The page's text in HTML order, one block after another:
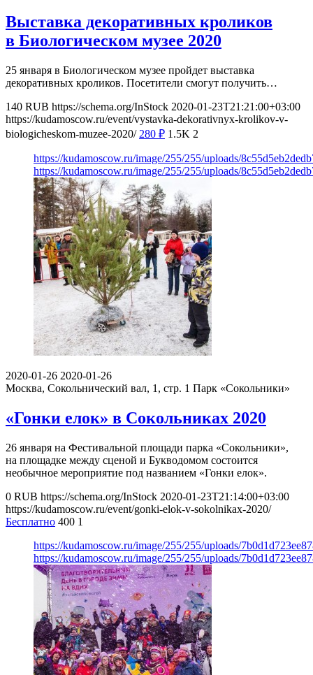
Выставка декоративных кроликов
в Биологическом музее 2020
25 января в Биологическом музее пройдет выставка
декоративных кроликов. Посетители смогут получить…
140 RUB https://schema.org/InStock 2020-01-23T21:21:00+03:00
https://kudamoscow.ru/event/vystavka-dekorativnyx-krolikov-v-
biologicheskom-muzee-2020/ 280 ₽ 1.5K 2
https://kudamoscow.ru/image/255/255/uploads/
https://kudamoscow.ru/image/255/255/uploads/
2020-01-26 2020-01-26
Москва, Сокольнический вал, 1, стр. 1 Парк «Сокольники»
«Гонки елок» в Сокольниках 2020
26 января на Фестивальной площади парка «Сокольники»,
на площадке между сценой и Букводомом состоится
необычное мероприятие под названием «Гонки елок».
0 RUB https://schema.org/InStock 2020-01-23T21:14:00+03:00
https://kudamoscow.ru/event/gonki-elok-v-sokolnikax-2020/
Бесплатно 400 1
https://kudamoscow.ru/image/255/255/uploads/
https://kudamoscow.ru/image/255/255/uploads/